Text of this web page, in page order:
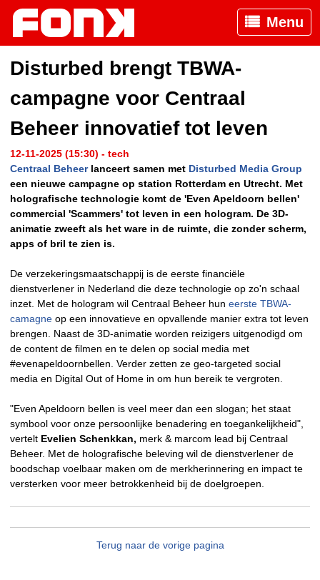
Menu
Disturbed brengt TBWA-
campagne voor Centraal
Beheer innovatief tot leven
12-11-2025 (15:30) - tech
Centraal Beheerlanceert samen met Disturbed Media Group
een nieuwe campagne op station Rotterdam en Utrecht. Met
holografische technologie komt de 'Even Apeldoorn bellen'
commercial 'Scammers' tot leven in een hologram. De 3D-
animatie zweeft als het ware in de ruimte, die zonder scherm,
apps of bril te zien is.
De verzekeringsmaatschappij is de eerste financiële
dienstverlener in Nederland die deze technologie op zo'n schaal
inzet. Met de hologram wil Centraal Beheer hun eerste TBWA-
camagne op een innovatieve en opvallende manier extra tot leven
brengen. Naast de 3D-animatie worden reizigers uitgenodigd om
de content de filmen en te delen op social media met
#evenapeldoornbellen. Verder zetten ze geo-targeted social
media en Digital Out of Home in om hun bereik te vergroten.
"Even Apeldoorn bellen is veel meer dan een slogan; het staat
symbool voor onze persoonlijke benadering en toegankelijkheid",
vertelt Evelien Schenkkan, merk & marcom lead bij Centraal
Beheer. Met de holografische beleving wil de dienstverlener de
boodschap voelbaar maken om de merkherinnering en impact te
versterken voor meer betrokkenheid bij de doelgroepen.
Terug naar de vorige pagina